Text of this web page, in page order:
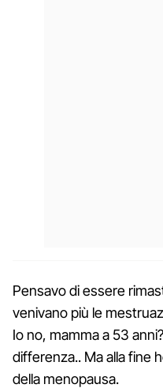
Pensavo di essere
venivano più le
Io no, mamma a 53
differenza.. Ma alla fine
della menopausa.